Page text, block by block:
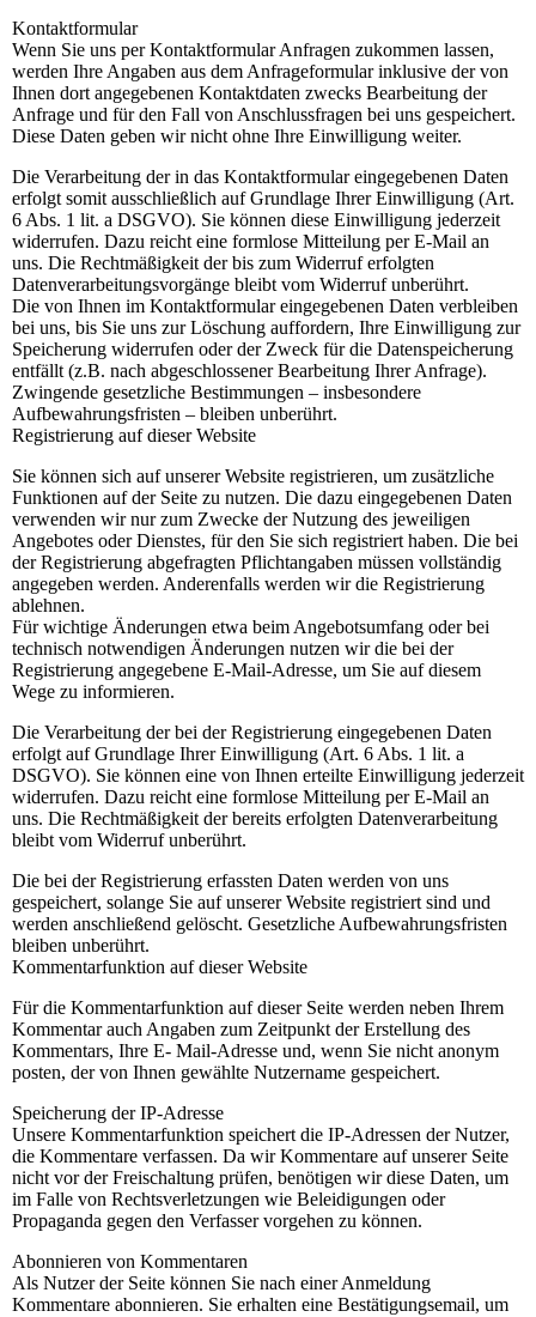
Kontaktformular
Wenn Sie uns per Kontaktformular Anfragen zukommen lassen,
werden Ihre Angaben aus dem Anfrageformular inklusive der von
Ihnen dort angegebenen Kontaktdaten zwecks Bearbeitung der
Anfrage und für den Fall von Anschlussfragen bei uns gespeichert.
Diese Daten geben wir nicht ohne Ihre Einwilligung weiter.
Die Verarbeitung der in das Kontaktformular eingegebenen Daten
erfolgt somit ausschließlich auf Grundlage Ihrer Einwilligung (Art.
6 Abs. 1 lit. a DSGVO). Sie können diese Einwilligung jederzeit
widerrufen. Dazu reicht eine formlose Mitteilung per E-Mail an
uns. Die Rechtmäßigkeit der bis zum Widerruf erfolgten
Datenverarbeitungsvorgänge bleibt vom Widerruf unberührt.
Die von Ihnen im Kontaktformular eingegebenen Daten verbleiben
bei uns, bis Sie uns zur Löschung auffordern, Ihre Einwilligung zur
Speicherung widerrufen oder der Zweck für die Datenspeicherung
entfällt (z.B. nach abgeschlossener Bearbeitung Ihrer Anfrage).
Zwingende gesetzliche Bestimmungen – insbesondere
Aufbewahrungsfristen – bleiben unberührt.
Registrierung auf dieser Website
Sie können sich auf unserer Website registrieren, um zusätzliche
Funktionen auf der Seite zu nutzen. Die dazu eingegebenen Daten
verwenden wir nur zum Zwecke der Nutzung des jeweiligen
Angebotes oder Dienstes, für den Sie sich registriert haben. Die bei
der Registrierung abgefragten Pflichtangaben müssen vollständig
angegeben werden. Anderenfalls werden wir die Registrierung
ablehnen.
Für wichtige Änderungen etwa beim Angebotsumfang oder bei
technisch notwendigen Änderungen nutzen wir die bei der
Registrierung angegebene E-Mail-Adresse, um Sie auf diesem
Wege zu informieren.
Die Verarbeitung der bei der Registrierung eingegebenen Daten
erfolgt auf Grundlage Ihrer Einwilligung (Art. 6 Abs. 1 lit. a
DSGVO). Sie können eine von Ihnen erteilte Einwilligung jederzeit
widerrufen. Dazu reicht eine formlose Mitteilung per E-Mail an
uns. Die Rechtmäßigkeit der bereits erfolgten Datenverarbeitung
bleibt vom Widerruf unberührt.
Die bei der Registrierung erfassten Daten werden von uns
gespeichert, solange Sie auf unserer Website registriert sind und
werden anschließend gelöscht. Gesetzliche Aufbewahrungsfristen
bleiben unberührt.
Kommentarfunktion auf dieser Website
Für die Kommentarfunktion auf dieser Seite werden neben Ihrem
Kommentar auch Angaben zum Zeitpunkt der Erstellung des
Kommentars, Ihre E- Mail-Adresse und, wenn Sie nicht anonym
posten, der von Ihnen gewählte Nutzername gespeichert.
Speicherung der IP-Adresse
Unsere Kommentarfunktion speichert die IP-Adressen der Nutzer,
die Kommentare verfassen. Da wir Kommentare auf unserer Seite
nicht vor der Freischaltung prüfen, benötigen wir diese Daten, um
im Falle von Rechtsverletzungen wie Beleidigungen oder
Propaganda gegen den Verfasser vorgehen zu können.
Abonnieren von Kommentaren
Als Nutzer der Seite können Sie nach einer Anmeldung
Kommentare abonnieren. Sie erhalten eine Bestätigungsemail, um